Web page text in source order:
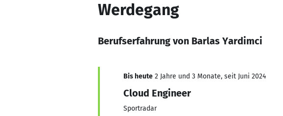
Werdegang
Berufserfahrung von Barlas Yardimci
Bis heute 2 Jahre und 3 Monate, seit Juni 2024
Cloud Engineer
Sportradar